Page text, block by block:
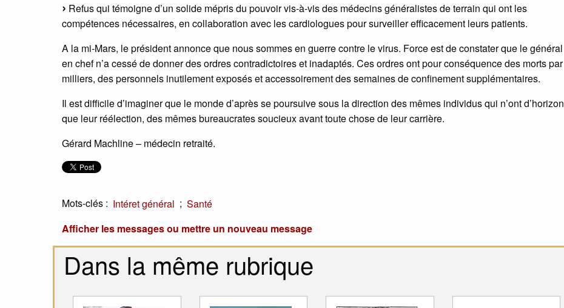
Refus qui témoigne d’un solide mépris du pouvoir vis-à-vis des médecins généralistes de terrain qui ont les
compétences nécessaires, en collaboration avec les cardiologues pour surveiller efficacement leurs patients.
A la mi-Mars, le président annonce que nous sommes en guerre contre le virus. Force est de constater que le général
en chef n’a cessé de donner des ordres contradictoires et inadaptés. Ces ordres ont pour conséquence des morts par
milliers, des personnels inutilement exposés et accessoirement des semaines de confinement supplémentaires.
Il est difficile d’imaginer que le monde d’après se poursuive sous la direction des mêmes individus qui n’ont d’horizon
que leur réélection, des mêmes bureaucrates soucieux avant toute chose de leur carrière.
Gérard Machline – médecin retraité.
Mots-clés : Intéret général ; Santé
Afficher les messages ou mettre un nouveau message
Dans la même rubrique